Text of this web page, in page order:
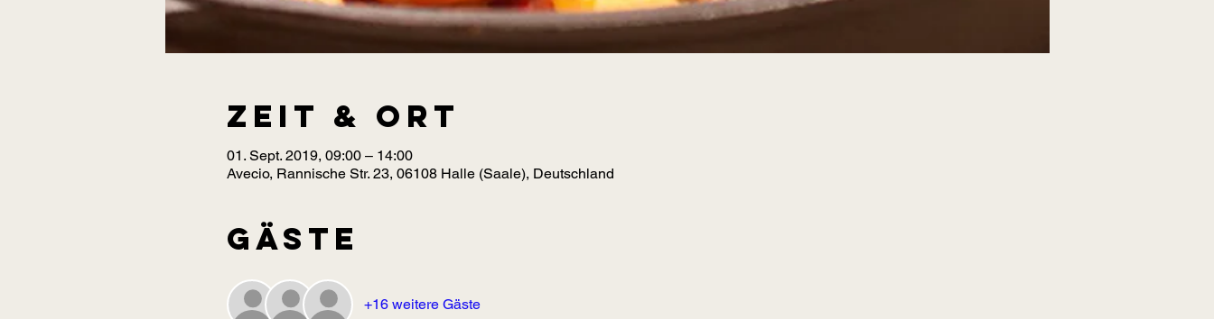
Zeit & Ort
01. Sept. 2019, 09:00 – 14:00
Avecio, Rannische Str. 23, 06108 Halle (Saale), Deutschland
Gäste
+16 weitere Gäste